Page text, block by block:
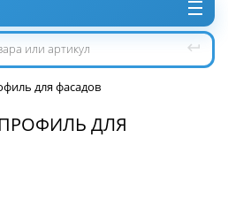
для фасадов
ДЛЯ